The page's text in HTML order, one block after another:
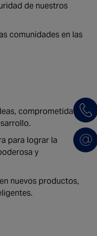
de nuestros
comunidades en las
comprometida
para lograr la
y
nuevos productos,